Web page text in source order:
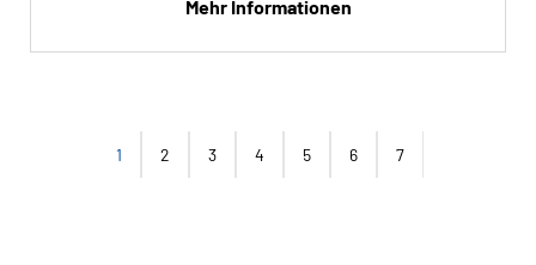
Mehr Informationen
1 2 3 4 5 6 7